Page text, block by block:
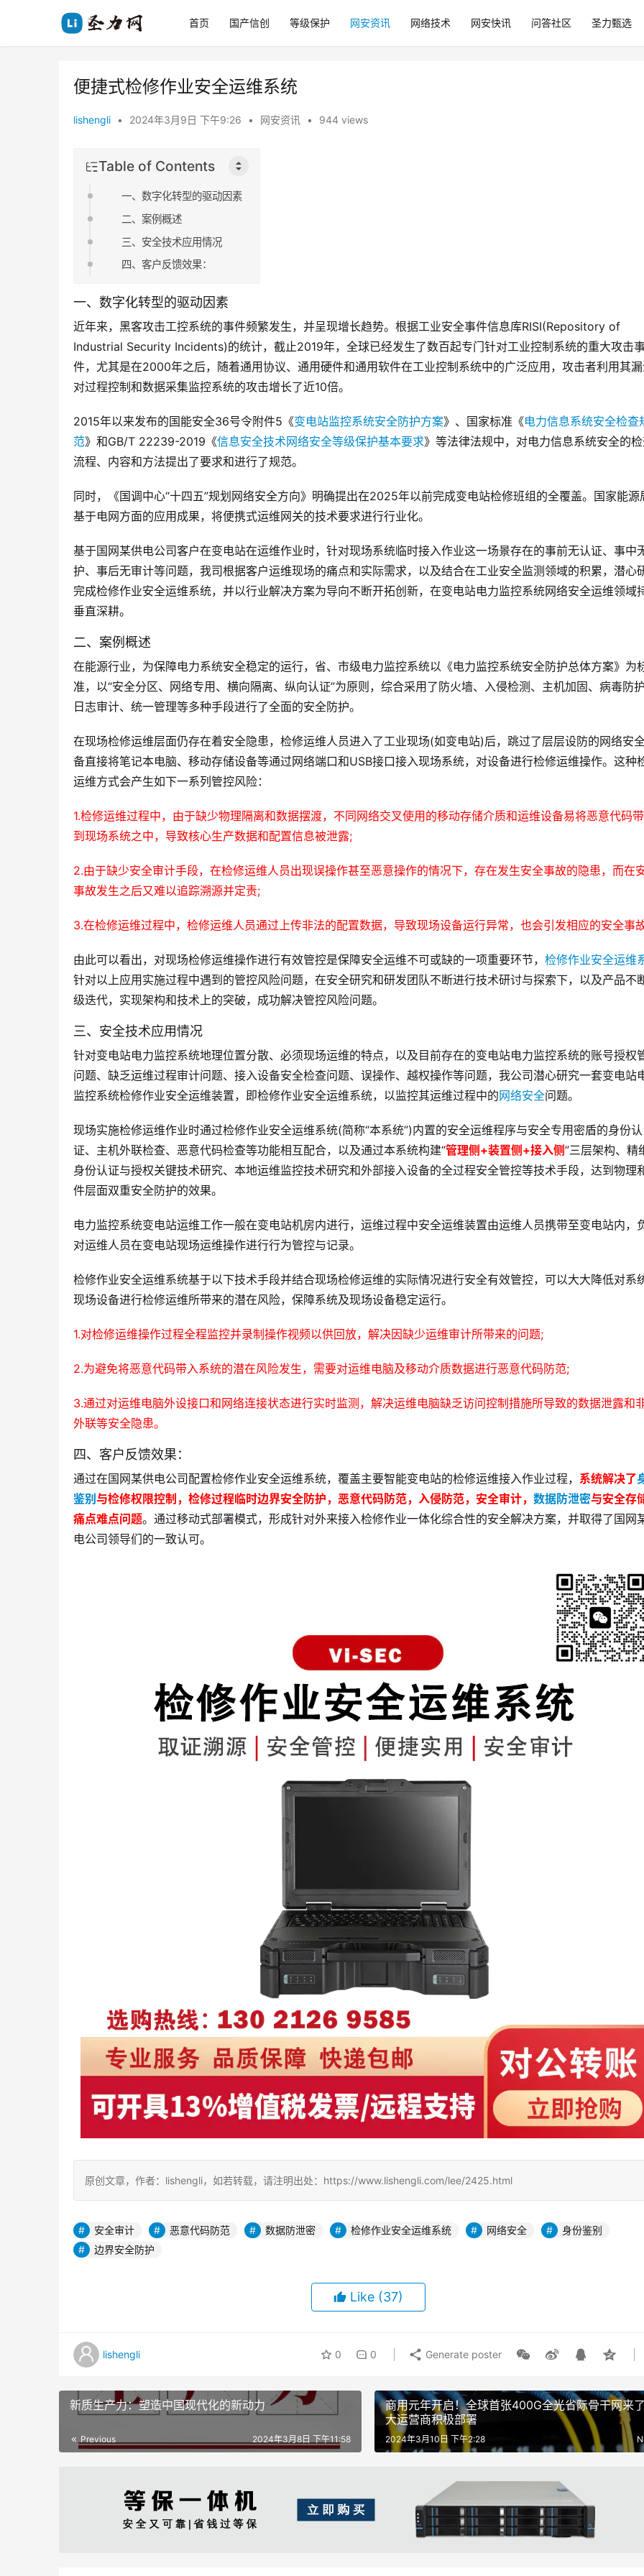
首页 国产信创 等级保护 网安资讯 网络技术 网安快讯 问答社区 圣力甄选
便捷式检修作业安全运维系统
lishengli • 2024年3月9日 下午9:26 • 网安资讯 • 944 views
Table of Contents
一、数字化转型的驱动因素
二、案例概述
三、安全技术应用情况
四、客户反馈效果：
一、数字化转型的驱动因素
近年来，黑客攻击工控系统的事件频繁发生，并呈现增长趋势。根据工业安全事件信息库RISI(Repository of
Industrial Security Incidents)的统计，截止2019年，全球已经发生了数百起专门针对工业控制系统的重大攻击
件，尤其是在2000年之后，随着通用协议、通用硬件和通用软件在工业控制系统中的广泛应用，攻击者利用其漏
对过程控制和数据采集监控系统的攻击增长了近10倍。
2015年以来发布的国能安全36号令附件5《变电站监控系统安全防护方案》、国家标准《电力信息系统安全检查
范》和GB/T 22239-2019《信息安全技术网络安全等级保护基本要求》等法律法规中，对电力信息系统安全的
流程、内容和方法提出了要求和进行了规范。
同时，《国调中心“十四五”规划网络安全方向》明确提出在2025年以前完成变电站检修班组的全覆盖。国家能源
基于电网方面的应用成果，将便携式运维网关的技术要求进行行业化。
基于国网某供电公司客户在变电站在运维作业时，针对现场系统临时接入作业这一场景存在的事前无认证、事中
护、事后无审计等问题，我司根据客户运维现场的痛点和实际需求，以及结合在工业安全监测领域的积累，潜心
完成检修作业安全运维系统，并以行业解决方案为导向不断开拓创新，在变电站电力监控系统网络安全运维领域
垂直深耕。
二、案例概述
在能源行业，为保障电力系统安全稳定的运行，省、市级电力监控系统以《电力监控系统安全防护总体方案》为
准，以“安全分区、网络专用、横向隔离、纵向认证”为原则，综合采用了防火墙、入侵检测、主机加固、病毒防护
日志审计、统一管理等多种手段进行了全面的安全防护。
在现场检修运维层面仍存在着安全隐患，检修运维人员进入了工业现场(如变电站)后，跳过了层层设防的网络安
备直接将笔记本电脑、移动存储设备等通过网络端口和USB接口接入现场系统，对设备进行检修运维操作。这种
运维方式会产生如下一系列管控风险：
1.检修运维过程中，由于缺少物理隔离和数据摆渡，不同网络交叉使用的移动存储介质和运维设备易将恶意代码
到现场系统之中，导致核心生产数据和配置信息被泄露;
2.由于缺少安全审计手段，在检修运维人员出现误操作甚至恶意操作的情况下，存在发生安全事故的隐患，而在
事故发生之后又难以追踪溯源并定责;
3.在检修运维过程中，检修运维人员通过上传非法的配置数据，导致现场设备运行异常，也会引发相应的安全事故
由此可以看出，对现场检修运维操作进行有效管控是保障安全运维不可或缺的一项重要环节， 检修作业安全运维
针对以上应用实施过程中遇到的管控风险问题，在安全研究和研发团队不断进行技术研讨与探索下，以及产品不
级迭代，实现架构和技术上的突破，成功解决管控风险问题。
三、安全技术应用情况
针对变电站电力监控系统地理位置分散、必须现场运维的特点，以及目前存在的变电站电力监控系统的账号授权
问题、缺乏运维过程审计问题、接入设备安全检查问题、误操作、越权操作等问题，我公司潜心研究一套变电站
监控系统检修作业安全运维装置，即检修作业安全运维系统，以监控其运维过程中的网络安全问题。
现场实施检修运维作业时通过检修作业安全运维系统(简称“本系统”)内置的安全运维程序与安全专用密盾的身份认
证、主机外联检查、恶意代码检查等功能相互配合，以及通过本系统构建“管理侧+装置侧+接入侧”三层架构、精
身份认证与授权关键技术研究、本地运维监控技术研究和外部接入设备的全过程安全管控等技术手段，达到物理
件层面双重安全防护的效果。
电力监控系统变电站运维工作一般在变电站机房内进行，运维过程中安全运维装置由运维人员携带至变电站内，
对运维人员在变电站现场运维操作进行行为管控与记录。
检修作业安全运维系统基于以下技术手段并结合现场检修运维的实际情况进行安全有效管控，可以大大降低对系
现场设备进行检修运维所带来的潜在风险，保障系统及现场设备稳定运行。
1.对检修运维操作过程全程监控并录制操作视频以供回放，解决因缺少运维审计所带来的问题;
2.为避免将恶意代码带入系统的潜在风险发生，需要对运维电脑及移动介质数据进行恶意代码防范;
3.通过对运维电脑外设接口和网络连接状态进行实时监测，解决运维电脑缺乏访问控制措施所导致的数据泄露和
外联等安全隐患。
四、客户反馈效果：
通过在国网某供电公司配置检修作业安全运维系统，覆盖主要智能变电站的检修运维接入作业过程， 系统解决了
鉴别 与检修权限控制，检修过程临时边界安全防护，恶意代码防范，入侵防范，安全审计， 数据防泄密与安全存
痛点难点问题。通过移动式部署模式，形成针对外来接入检修作业一体化综合性的安全解决方案，并取得了国网
电公司领导们的一致认可。
原创文章，作者：lishengli，如若转载，请注明出处：https://www.lishengli.com/lee/2425.html
安全审计 恶意代码防范 数据防泄密 检修作业安全运维系统 网络安全
身份鉴别
边界安全防护
Like (37)
lishengli 0 0 Generate poster
新质生产力：塑造中国现代化的新动力
Previous 2024年3月8日 下午11:58
商用元年开启！全球首张400G全光省际骨干网来
大运营商积极部署
2024年3月10日 下午2:28